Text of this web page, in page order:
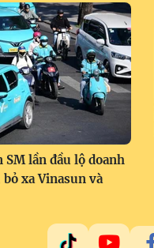
SM lần đầu lộ doanh
xa Vinasun và